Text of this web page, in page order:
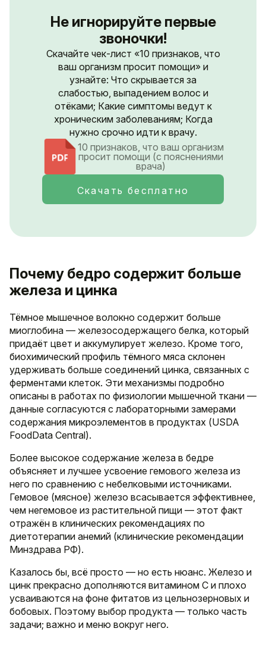
Не игнорируйте первые
звоночки!
Скачайте чек-лист «10 признаков, что
ваш организм просит помощи» и
узнайте: Что скрывается за
слабостью, выпадением волос и
отёками; Какие симптомы ведут к
хроническим заболеваниям; Когда
нужно срочно идти к врачу.
10 признаков, что ваш организм
просит помощи (с пояснениями
врача)
Скачать бесплатно
Почему бедро содержит больше
железа и цинка
Тёмное мышечное волокно содержит больше
миоглобина — железосодержащего белка, который
придаёт цвет и аккумулирует железо. Кроме того,
биохимический профиль тёмного мяса склонен
удерживать больше соединений цинка, связанных с
ферментами клеток. Эти механизмы подробно
описаны в работах по физиологии мышечной ткани —
данные согласуются с лабораторными замерами
содержания микроэлементов в продуктах (USDA
FoodData Central).
Более высокое содержание железа в бедре
объясняет и лучшее усвоение гемового железа из
него по сравнению с небелковыми источниками.
Гемовое (мясное) железо всасывается эффективнее,
чем негемовое из растительной пищи — этот факт
отражён в клинических рекомендациях по
диетотерапии анемий (клинические рекомендации
Минздрава РФ).
Казалось бы, всё просто — но есть нюанс. Железо и
цинк прекрасно дополняются витамином C и плохо
усваиваются на фоне фитатов из цельнозерновых и
бобовых. Поэтому выбор продукта — только часть
задачи; важно и меню вокруг него.